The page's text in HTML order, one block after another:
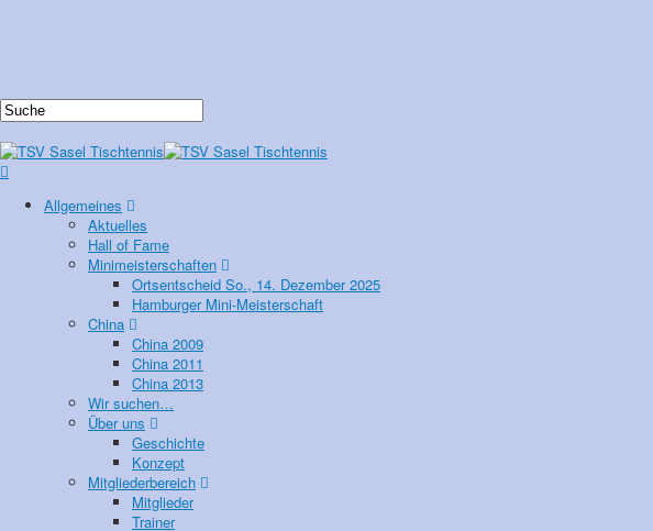
Allgemeines
Aktuelles
Hall of Fame
Minimeisterschaften
Ortsentscheid So., 14. Dezember 2025
Hamburger Mini-Meisterschaft
China
China 2009
China 2011
China 2013
Wir suchen…
Über uns
Geschichte
Konzept
Mitgliederbereich
Mitglieder
Trainer